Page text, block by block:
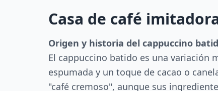
Casa de café
Origen y historia del cappuccino
El cappuccino batido es una variación
espumada y un toque de cacao o
"café cremoso", aunque sus